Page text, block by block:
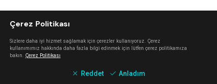
Çerez Politikası
Sizlere daha iyi hizmet sağlamak için çerezler kullanıyoruz. Çerez
kullanımımız hakkında daha fazla bilgi edinmek için lütfen çerez politikamıza
bakın. Çerez Politikası
Reddet Anladım